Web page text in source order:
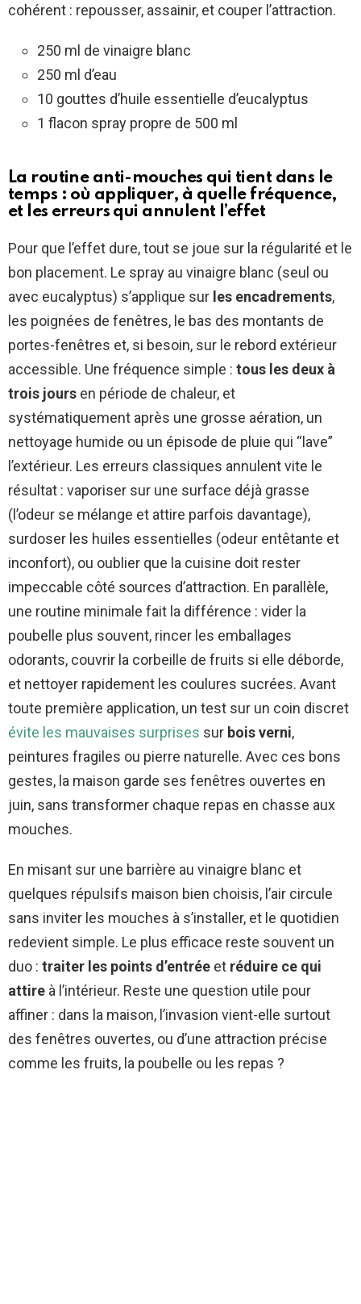
cohérent : repousser, assainir, et couper l’attraction.
250 ml de vinaigre blanc
250 ml d’eau
10 gouttes d’huile essentielle d’eucalyptus
1 flacon spray propre de 500 ml
La routine anti-mouches qui tient dans le
temps : où appliquer, à quelle fréquence,
et les erreurs qui annulent l’effet
Pour que l’effet dure, tout se joue sur la régularité et le
bon placement. Le spray au vinaigre blanc (seul ou
avec eucalyptus) s’applique sur les encadrements,
les poignées de fenêtres, le bas des montants de
portes-fenêtres et, si besoin, sur le rebord extérieur
accessible. Une fréquence simple : tous les deux à
trois jours en période de chaleur, et
systématiquement après une grosse aération, un
nettoyage humide ou un épisode de pluie qui “lave”
l’extérieur. Les erreurs classiques annulent vite le
résultat : vaporiser sur une surface déjà grasse
(l’odeur se mélange et attire parfois davantage),
surdoser les huiles essentielles (odeur entêtante et
inconfort), ou oublier que la cuisine doit rester
impeccable côté sources d’attraction. En parallèle,
une routine minimale fait la différence : vider la
poubelle plus souvent, rincer les emballages
odorants, couvrir la corbeille de fruits si elle déborde,
et nettoyer rapidement les coulures sucrées. Avant
toute première application, un test sur un coin discret
évite les mauvaises surprises sur bois verni,
peintures fragiles ou pierre naturelle. Avec ces bons
gestes, la maison garde ses fenêtres ouvertes en
juin, sans transformer chaque repas en chasse aux
mouches.
En misant sur une barrière au vinaigre blanc et
quelques répulsifs maison bien choisis, l’air circule
sans inviter les mouches à s’installer, et le quotidien
redevient simple. Le plus efficace reste souvent un
duo : traiter les points d’entrée et réduire ce qui
attire à l’intérieur. Reste une question utile pour
affiner : dans la maison, l’invasion vient-elle surtout
des fenêtres ouvertes, ou d’une attraction précise
comme les fruits, la poubelle ou les repas ?